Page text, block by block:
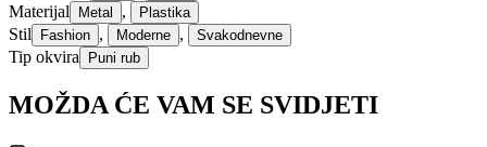
Materijal Metal , Plastika
Stil Fashion , Moderne , Svakodnevne
Tip okvira Puni rub
MOŽDA ĆE VAM SE SVIDJETI